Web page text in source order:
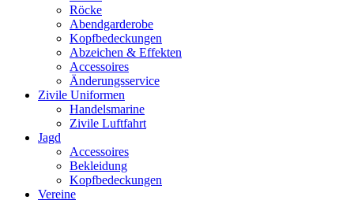
Röcke
Abendgarderobe
Kopfbedeckungen
Abzeichen & Effekten
Accessoires
Änderungsservice
Zivile Uniformen
Handelsmarine
Zivile Luftfahrt
Jagd
Accessoires
Bekleidung
Kopfbedeckungen
Vereine